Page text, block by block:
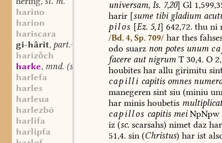
harino
harion
hariscara
gi-hârit, part.-adj.
harizch
harke, mnd. (st. sw.?) f.
harlefa
harles
harleua
harlezbō
harlifa
harlipfa
universam,Is.7,20] Gl
harir[sumetibigladium
pilos [Ez. 5,1] 642,72. thu ni
/Bd. 4, Sp. 709/ harthes
odo suarz nonpotes unum
facereautnigrumT30,4. O
houbitesharallugirimitu
capilli capitis omnes
manegerensintsiu(miniu
harminishoubetis
capillos capitis meiNpNpw
iz(sc. scarsahs) nimetdazhar
51,4. sin(Christus) harist